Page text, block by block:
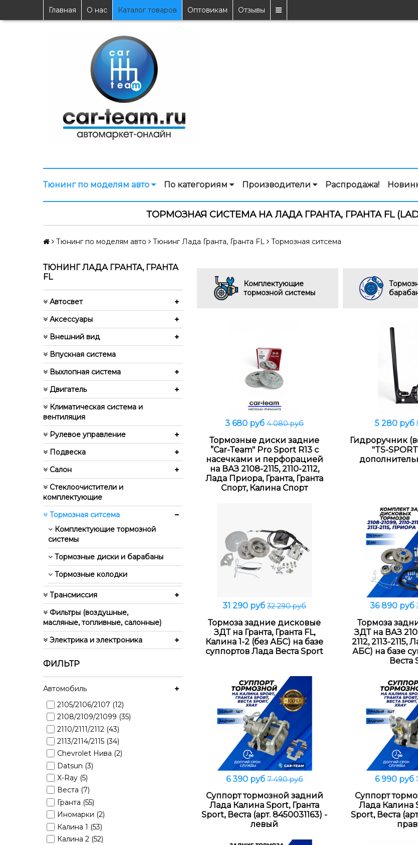
Главная О нас Каталог товаров Оптовикам Отзывы
Тюнинг по моделям авто По категориям Производители Распродажа!
ТОРМОЗНАЯ СИСТЕМА НА ЛАДА ГРАНТА, ГРАНТА FL (LADA
Тюнинг по моделям авто Тюнинг Лада Гранта, Гранта FL Тормозная ситсема
ТЮНИНГ ЛАДА ГРАНТА, ГРАНТА
FL
Автосвет
Аксессуары
Внешний вид
Впускная система
Выхлопная система
Двигатель
Климатическая система и
вентиляция
Рулевое управление
Подвеска
Салон
Стеклоочистители и
комплектующие
Тормозная ситсема
Комплектующие тормозной
системы
Тормозные диски и барабаны
Тормозные колодки
Трансмиссия
Фильтры (воздушные,
масляные, топливные, салонные)
Электрика и электроника
ФИЛЬТР
Автомобиль
2105/2106/2107 (12)
2108/2109/21099 (35)
2110/2111/2112 (43)
2113/2114/2115 (34)
Chevrolet Нива (2)
Datsun (3)
X-Ray (5)
Веста (7)
Гранта (55)
Иномарки (2)
Калина 1 (53)
Калина 2 (52)
Комплектующие
тормозной системы
В корзину
3 680 руб4 080 руб
Тормозные диски задние
”Car-Team" Pro Sport R13 с
насечками и перфорацией
на ВАЗ 2108-2115, 2110-2112,
Лада Приора, Гранта, Гранта
Спорт, Калина Спорт
В
5 280 руб
Гидроручник
"TS-
В корзину
31 290 руб32 290 руб
Тормоза задние дисковые
ЗДТ на Гранта, Гранта FL,
Калина 1-2 (без АБС) на базе
суппортов Лада Веста Sport
В
36 890 руб
Тормоза
ЗДТ на ВАЗ
2112, 2113-
АБС) на базе
Веста
В корзину
6 390 руб7 490 руб
Суппорт тормозной задний
Лада Калина Sport, Гранта
Sport, Веста (арт. 8450031163) -
левый
В
6 990 руб
Суппорт
Лада Калина
Sport, Веста